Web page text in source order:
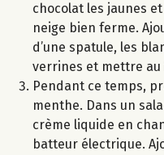
chocolat les jaunes
neige bien ferme.
d’une spatule, les
verrines et mettre
Pendant ce temps,
menthe. Dans un
crème liquide en
batteur électrique.